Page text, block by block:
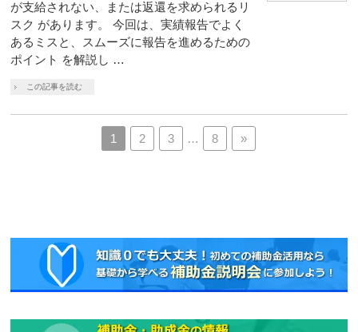
が支給されない、または返還を求められるリ
スク があります。 今回は、実績報告でよく
あるミスと、スムーズに報告を進めるための
ポイント を解説し …
この記事を読む
1 2 3 … 8 »